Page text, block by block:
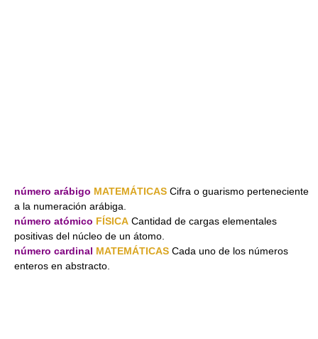
número arábigo MATEMÁTICAS Cifra o guarismo perteneciente
a la numeración arábiga.
número atómico FÍSICA Cantidad de cargas elementales
positivas del núcleo de un átomo.
número cardinal MATEMÁTICAS Cada uno de los números
enteros en abstracto.